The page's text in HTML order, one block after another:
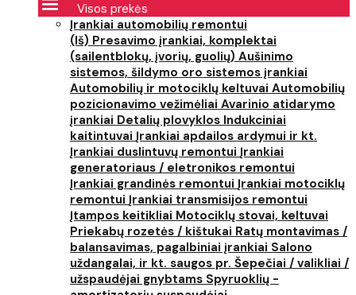
Visos prekės
Įrankiai automobilių remontui
(Iš) Presavimo įrankiai, komplektai
(sailentblokų, įvorių, guolių) Aušinimo
sistemos, šildymo oro sistemos įrankiai
Automobilių ir motociklų keltuvai Automobilių
pozicionavimo vežimėliai Avarinio atidarymo
įrankiai Detalių plovyklos Indukciniai
kaitintuvai Įrankiai apdailos ardymui ir kt.
Įrankiai duslintuvų remontui Įrankiai
generatoriaus / eletronikos remontui
Įrankiai grandinės remontui Įrankiai motociklų
remontui Įrankiai transmisijos remontui
Įtampos keitikliai Motociklų stovai, keltuvai
Priekabų rozetės / kištukai Ratų montavimas /
balansavimas, pagalbiniai įrankiai Salono
uždangalai, ir kt. saugos pr. Šepečiai / valikliai /
užspaudėjai gnybtams Spyruoklių -